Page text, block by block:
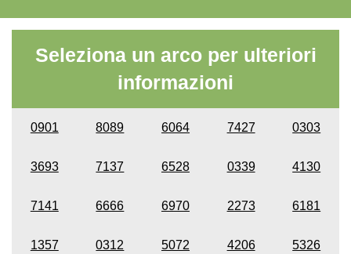
Seleziona un arco per ulteriori
informazioni
0901 8089 6064 7427 0303
3693 7137 6528 0339 4130
7141 6666 6970 2273 6181
1357 0312 5072 4206 5326